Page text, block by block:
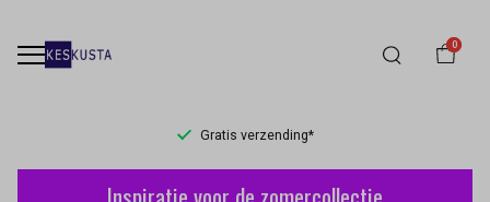
0
Gratis verzending*
Trui